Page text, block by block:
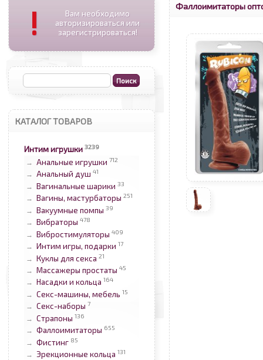
!
Вам необходимо
авторизироваться или
зарегистрироваться!
КАТАЛОГ ТОВАРОВ
Интим игрушки 3239
→ Анальные игрушки 712
→ Анальный душ 41
→ Вагинальные шарики 33
→ Вагины, мастурбаторы 251
→ Вакуумные помпы 39
→ Вибраторы 478
→ Вибростимуляторы 409
→ Интим игры, подарки 17
→ Куклы для секса 21
→ Массажеры простаты 45
→ Насадки и кольца 164
→ Секс-машины, мебель 15
→ Секс-наборы 7
→ Страпоны 136
→ Фаллоимитаторы 655
→ Фистинг 85
→ Эрекционные кольца 131
Фаллоимитаторы